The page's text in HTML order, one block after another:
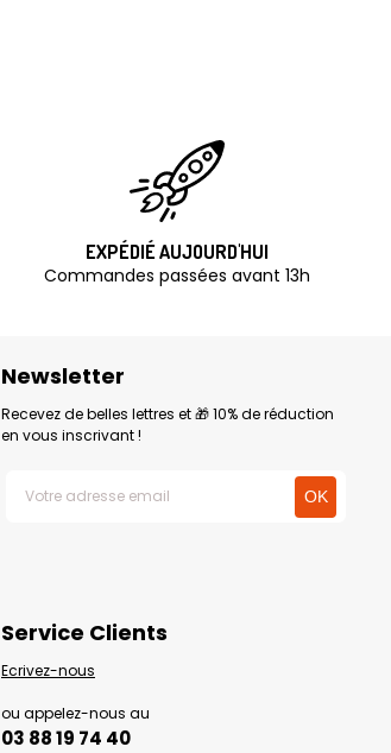
EXPÉDIÉ AUJOURD'HUI
Commandes passées avant 13h
Newsletter
Recevez de belles lettres et 🎁 10% de réduction
en vous inscrivant !
Service Clients
Ecrivez-nous
ou appelez-nous au
03 88 19 74 40